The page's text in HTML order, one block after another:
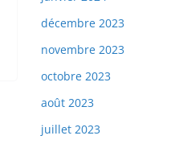
décembre 2023
novembre 2023
octobre 2023
août 2023
juillet 2023